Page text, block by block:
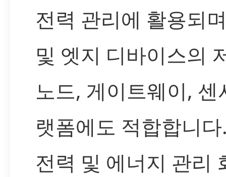
전력 관리에 활용되
및 엣지 디바이스의
노드, 게이트웨이, 센
랫폼에도 적합합니
전력 및 에너지 관리